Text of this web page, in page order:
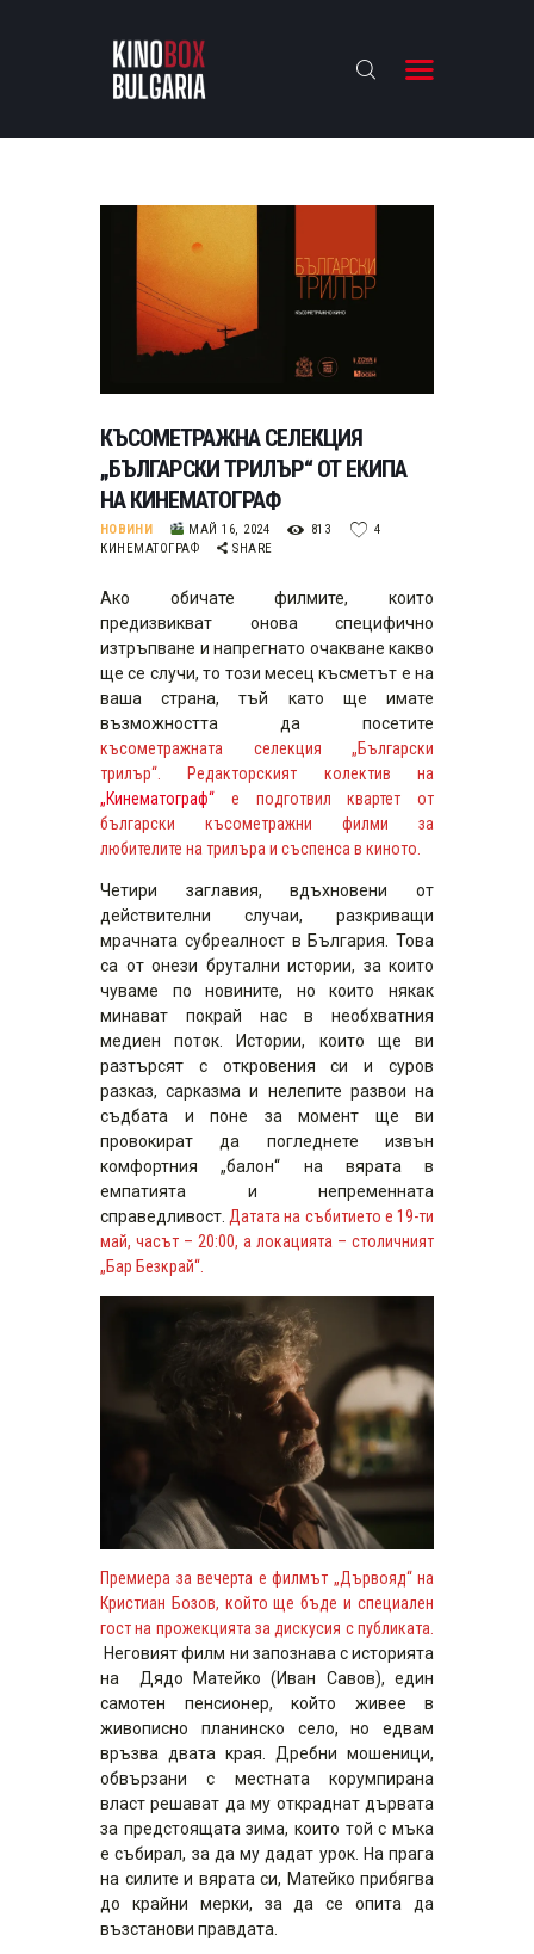
KINOBOX BULGARIA
АНАЛИЗИ
БАХТИ НАГРАДИТЕ
ИНТЕРВЮТА
КЪСОМЕТРАЖНА СЕЛЕКЦИЯ
„БЪЛГАРСКИ ТРИЛЪР“ ОТ ЕКИПА
НА КИНЕМАТОГРАФ
НОВИНИ МАЙ 16, 2024 813
4
КИНЕМАТОГРАФ
SHARE
Ако обичате филмите, които
предизвикват онова специфично
изтръпване и напрегнато очакване какво
ще се случи, то този месец късметът е на
ваша страна, тъй като ще имате
възможността да посетите
късометражната селекция „Български
трилър“. Редакторският колектив на
„Кинематограф“ е подготвил квартет от
български късометражни филми за
любителите на трилъра и съспенса в киното.
Четири заглавия, вдъхновени от
действителни случаи, разкриващи
мрачната субреалност в България. Това
са от онези брутални истории, за които
чуваме по новините, но които някак
минават покрай нас в необхватния
медиен поток. Истории, които ще ви
разтърсят с откровения си и суров
разказ, сарказма и нелепите развои на
съдбата и поне за момент ще ви
провокират да погледнете извън
комфортния „балон“ на вярата в
емпатията и непременната
справедливост. Датата на събитието е 19-ти
май, часът – 20:00, а локацията – столичният
„Бар Безкрай“.
Премиера за вечерта е филмът „Дървояд“ на
Кристиан Бозов, който ще бъде и специален
гост на прожекцията за дискусия с публиката.
Неговият филм ни запознава с историята
на Дядо Матейко (Иван Савов), един
самотен пенсионер, който живее в
живописно планинско село, но едвам
връзва двата края. Дребни мошеници,
обвързани с местната корумпирана
власт решават да му откраднат дървата
за предстоящата зима, които той с мъка
е събирал, за да му дадат урок. На прага
на силите и вярата си, Матейко прибягва
до крайни мерки, за да се опита да
възстанови правдата.